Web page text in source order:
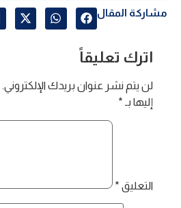
مشاركة المقال
اترك تعليقاً
لن يتم نشر عنوان بريدك الإلكتروني.
إليها بـ *
التعليق *